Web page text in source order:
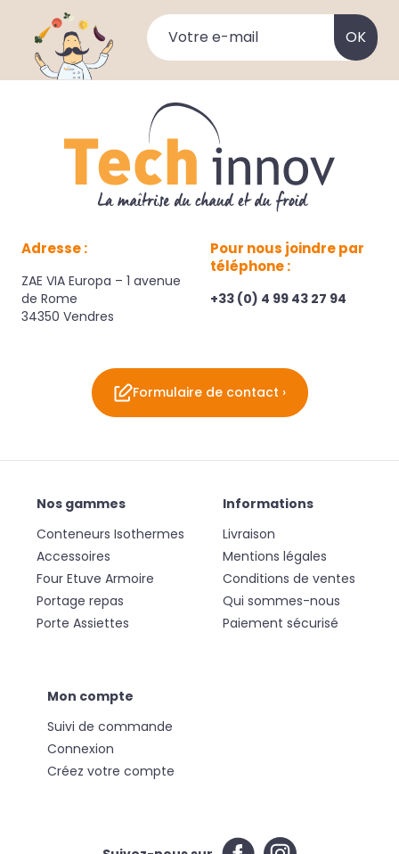
Adresse :
ZAE VIA Europa – 1 avenue
de Rome
34350 Vendres
Pour nous joindre par
téléphone :
+33 (0) 4 99 43 27 94
Formulaire de contact ›
Nos gammes
Conteneurs Isothermes
Accessoires
Four Etuve Armoire
Portage repas
Porte Assiettes
Informations
Livraison
Mentions légales
Conditions de ventes
Qui sommes-nous
Paiement sécurisé
Mon compte
Suivi de commande
Connexion
Créez votre compte